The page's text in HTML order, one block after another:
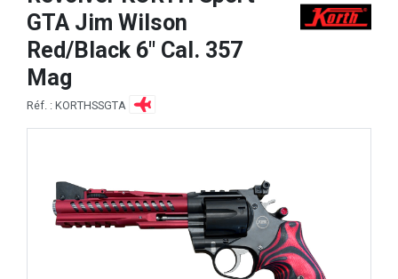
GTA Jim Wilson
Red/Black 6" Cal. 357
Mag
Réf. : KORTHSSGTA